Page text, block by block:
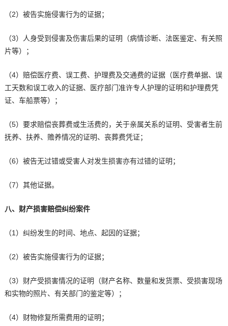
（2）被告实施侵害行为的证据；
（3）人身受到侵害及伤害后果的证明（病情诊断、法医鉴定、有关照
片等）；
（4）赔偿医疗费、误工费、护理费及交通费的证据（医疗费单据、误
工天数和误工收入的证据、医疗部门准许专人护理的证明和护理费凭
证、车船票等）；
（5）要求赔偿丧葬费或生活费的，关于亲属关系的证明、受害者生前
抚养、扶养、赡养情况的证明、丧葬费凭证；
（6）被告无过错或受害人对发生损害亦有过错的证明；
（7）其他证据。
八、财产损害赔偿纠纷案件
（1）纠纷发生的时间、地点、起因的证据；
（2）被告实施侵害行为的证据；
（3）财产受损害情况的证明（财产名称、数量和发货票、受损害现场
和实物的照片、有关部门的鉴定等）；
（4）财物修复所需费用的证明；